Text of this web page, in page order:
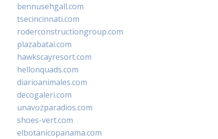
bennusehgall.com
tsecincinnati.com
roderconstructiongroup.com
plazabatai.com
hawkscayresort.com
hellonquads.com
diarioanimales.com
decogaleri.com
unavozparadios.com
shoes-vert.com
elbotanicopanama.com